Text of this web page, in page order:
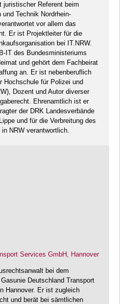
juristischer Referent beim
und Technik Nordrhein-
vor allem das
Er ist Projektleiter für die
bei IT.NRW.
IT des Bundesministeriums
und gehört dem Fachbeirat
an. Er ist nebenberuflich
Hochschule für Polizei und
Dozent und Autor diverser
Ehrenamtlich ist er
der DRK Landesverbände
und für die Verbreitung des
NRW verantwortlich.
Services GmbH, Hannover
bei dem
Deutschland Transport
Hannover. Er ist zugleich
und berät bei sämtlichen